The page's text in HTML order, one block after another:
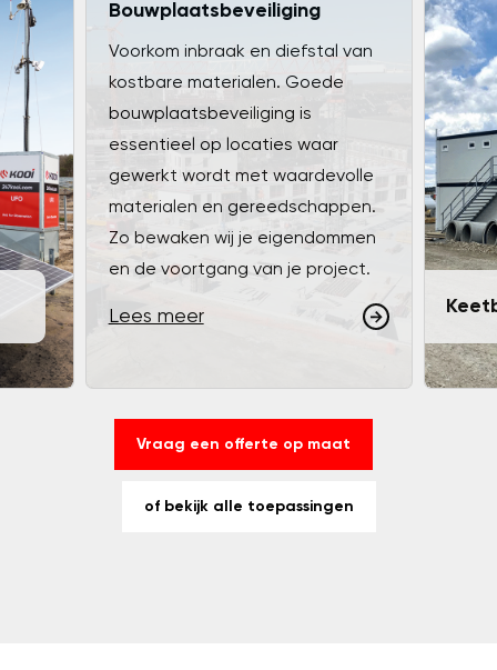
Bouwplaatsbeveiliging
Voorkom inbraak en diefstal van
kostbare materialen. Goede
bouwplaatsbeveiliging is
essentieel op locaties waar
gewerkt wordt met waardevolle
materialen en gereedschappen.
Zo bewaken wij je eigendommen
en de voortgang van je project.
Lees meer
Vraag een offerte op maat
of bekijk alle toepassingen